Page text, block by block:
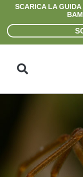
SCARICA LA GUIDA
Search